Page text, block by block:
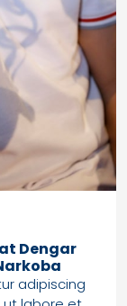
Dengar
adipiscing